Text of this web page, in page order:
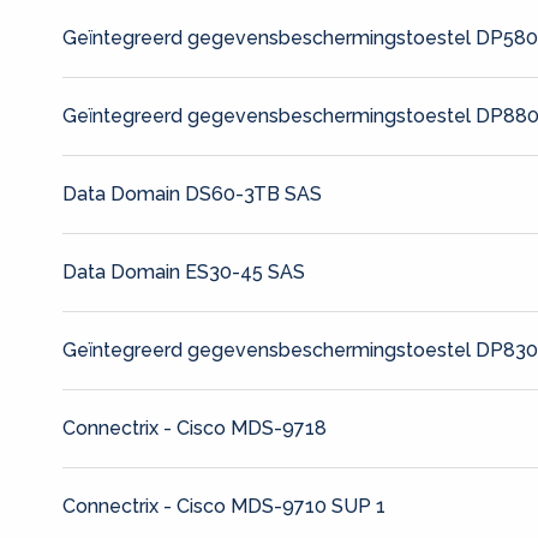
Geïntegreerd gegevensbeschermingstoestel
Geïntegreerd gegevensbeschermingstoestel
Data Domain DS60-3TB SAS
Data Domain ES30-45 SAS
Geïntegreerd gegevensbeschermingstoestel
Connectrix - Cisco MDS-9718
Connectrix - Cisco MDS-9710 SUP 1